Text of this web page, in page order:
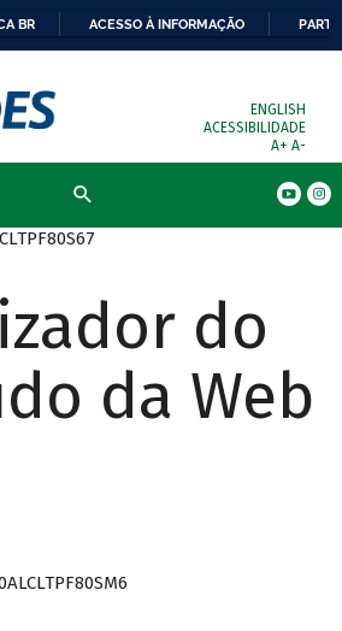
BR ACESSO À INFORMAÇÃO
ENGLISH
ACESSIBILIDADE
A+ A-
do
da Web